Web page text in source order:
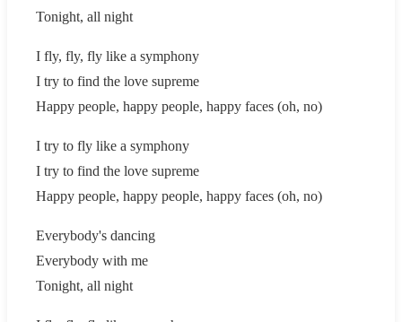
Tonight, all night
I fly, fly, fly like a symphony
I try to find the love supreme
Happy people, happy people, happy faces (oh, no)
I try to fly like a symphony
I try to find the love supreme
Happy people, happy people, happy faces (oh, no)
Everybody's dancing
Everybody with me
Tonight, all night